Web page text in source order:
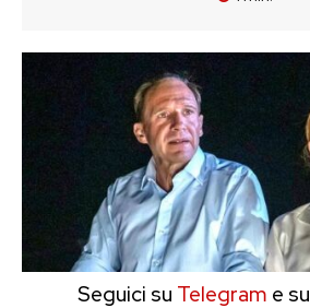
Seguici su Telegram e su